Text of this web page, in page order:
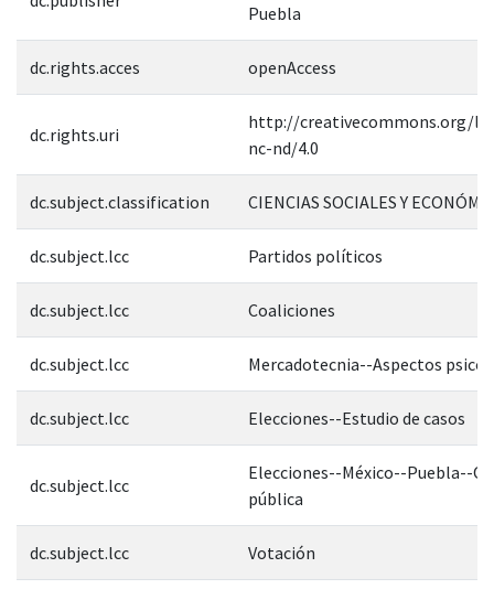
Puebla
dc.rights.acces openAccess
dc.rights.uri
http://creativecommons.org/
nc-nd/4.0
dc.subject.classification CIENCIAS SOCIALES Y
dc.subject.lcc Partidos políticos
dc.subject.lcc Coaliciones
dc.subject.lcc Mercadotecnia--Aspectos
dc.subject.lcc Elecciones--Estudio de casos
dc.subject.lcc
Elecciones--México--Puebla--
pública
dc.subject.lcc Votación